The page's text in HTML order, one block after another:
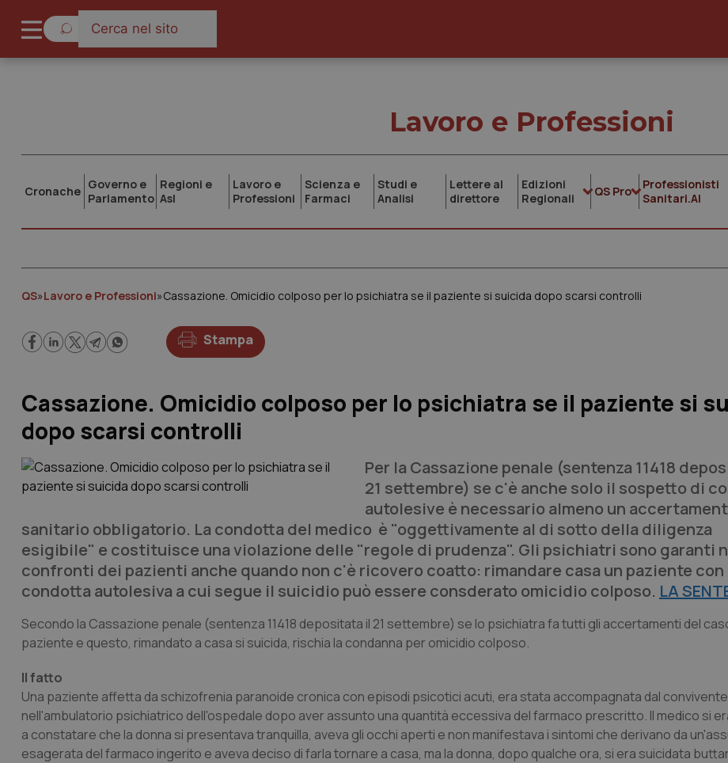
Lavoro e Professioni
Cronache Governo e
Parlamento
Regioni e
Asl
Lavoro e
Professioni
Scienza e
Farmaci
Studi e
Analisi
Lettere al
direttore
Edizioni
Regionali
QS Pro
Professionisti
Sanitari.AI
QS»Lavoro e Professioni»Cassazione. Omicidio colposo per lo psichiatra se il paziente si suicida dopo scarsi controlli
Stampa
Cassazione. Omicidio colposo per lo psichiatra se il paziente si
dopo scarsi controlli
Per la Cassazione penale (sentenza 11418
21 settembre) se c'è anche solo il sospetto di
autolesive è necessario almeno un
sanitario obbligatorio. La condotta del medico è "oggettivamente al di sotto della diligenza
esigibile" e costituisce una violazione delle "regole di prudenza". Gli psichiatri sono garanti
confronti dei pazienti anche quando non c'è ricovero coatto: rimandare casa un paziente con
condotta autolesiva a cui segue il suicidio può essere consderato omicidio colposo. LA
Secondo la Cassazione penale (sentenza 11418 depositata il 21 settembre) se lo psichiatra fa tutti gli accertamenti del
paziente e questo, rimandato a casa si suicida, rischia la condanna per omicidio colposo.
Il fatto
Una paziente affetta da schizofrenia paranoide cronica con episodi psicotici acuti, era stata accompagnata dal convivente
nell'ambulatorio psichiatrico dell'ospedale dopo aver assunto una quantità eccessiva del farmaco prescritto. Il medico si
a constatare che la donna si presentava tranquilla, aveva gli occhi aperti e non manifestava i sintomi che derivano da
esagerata del farmaco ingerito e aveva deciso di farla tornare a casa, ma la donna, dopo qualche ora, si era suicidata